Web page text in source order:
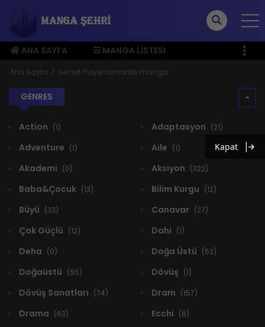
ANA SAYFA
MANGA LISTESI
ÜYE MENÜSÜ
Ana Sayfa Secret Player romantik manga
GENRES
Action (1) Adaptasyon (21)
Adventure (1) Aile (1)
Akademi (0) Aksiyon (322)
Baba&Çocuk (13) Bilim Kurgu (12)
Büyü (33) Canavar (27)
Çok Güçlü (12) Dahi (1)
Deha (0) Doğa Üstü (52)
Doğaüstü (55) Dövüş (1)
Dövüş Sanatları (74) Dram (157)
Drama (63) Ecchi (8)
Kapat